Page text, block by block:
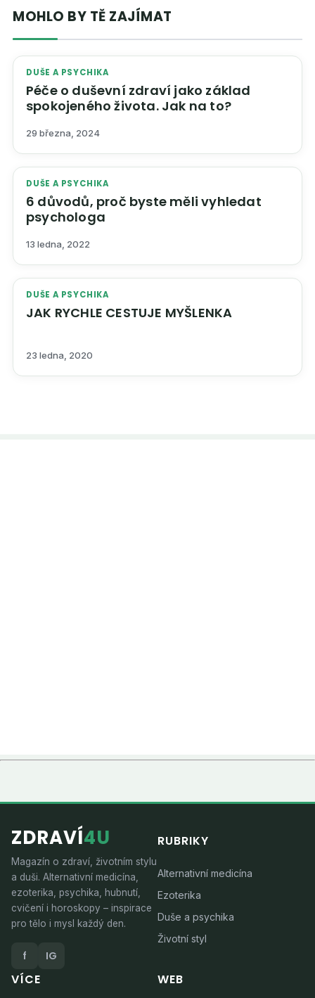
MOHLO BY TĚ ZAJÍMAT
DUŠE A PSYCHIKA
Péče o duševní zdraví jako základ
spokojeného života. Jak na to?
29 března, 2024
DUŠE A PSYCHIKA
6 důvodů, proč byste měli vyhledat
psychologa
13 ledna, 2022
DUŠE A PSYCHIKA
JAK RYCHLE CESTUJE MYŠLENKA
23 ledna, 2020
ZDRAVÍ4U
Magazín o zdraví, životním stylu
a duši. Alternativní medicína,
ezoterika, psychika, hubnutí,
cvičení i horoskopy – inspirace
pro tělo i mysl každý den.
f IG
RUBRIKY
Alternativní medicína
Ezoterika
Duše a psychika
Životní styl
VÍCE WEB